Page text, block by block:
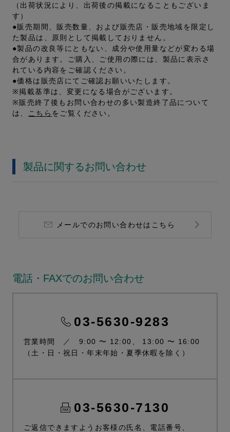
（出荷状況により、出荷後の掲載になることもございま
す）
●販売期間、販売数量、および販売店・販売地域を限定し
た製品は、原則として掲載しておりません。
●製品の改良等にともない、成分や使用量などが変わる場
合があります。ご購入、ご使用の際には、製品に表示さ
れている内容をご確認ください。
●価格は販売店にてご確認お願いいたします。
※掲載基準は、変更になる場合がございます。
※販売終了後もお問い合わせの多い製造終了品について
は、
こちら をご覧ください。
製品に関するお問い合わせ
メールでのお問い合わせはこちら
電話・FAXでのお問い合わせ
03-5630-9283
営業時間 ／ 9:00 〜 12:00、 13:00 〜 16:00
（土・日・祝日・年末年始・夏季休暇を除く）
03-5630-7130
ご返信できますようお客様の氏名、電話番号、